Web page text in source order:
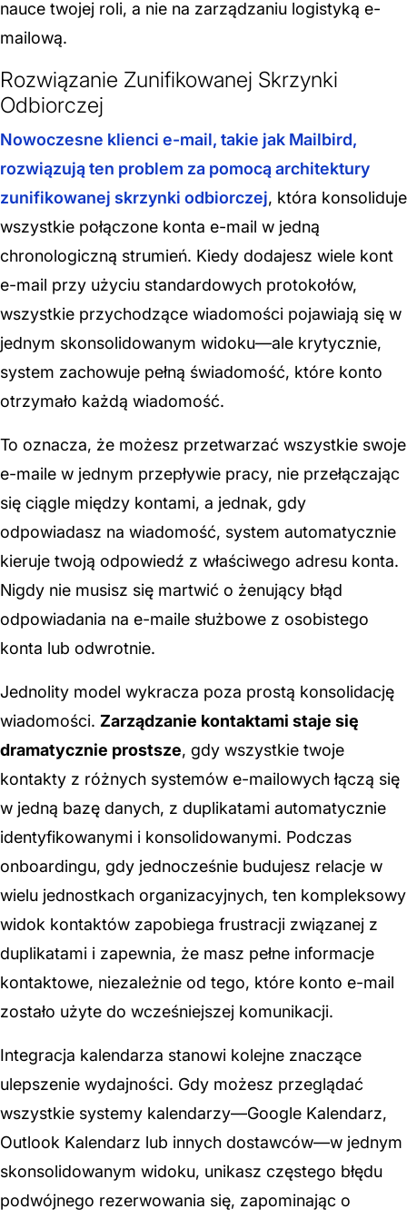
nauce twojej roli, a nie na zarządzaniu logistyką e-
mailową.
Rozwiązanie Zunifikowanej Skrzynki
Odbiorczej
Nowoczesne klienci e-mail, takie jak Mailbird,
rozwiązują ten problem za pomocą architektury
zunifikowanej skrzynki odbiorczej, która konsoliduje
wszystkie połączone konta e-mail w jedną
chronologiczną strumień. Kiedy dodajesz wiele kont
e-mail przy użyciu standardowych protokołów,
wszystkie przychodzące wiadomości pojawiają się w
jednym skonsolidowanym widoku—ale krytycznie,
system zachowuje pełną świadomość, które konto
otrzymało każdą wiadomość.
To oznacza, że możesz przetwarzać wszystkie swoje
e-maile w jednym przepływie pracy, nie przełączając
się ciągle między kontami, a jednak, gdy
odpowiadasz na wiadomość, system automatycznie
kieruje twoją odpowiedź z właściwego adresu konta.
Nigdy nie musisz się martwić o żenujący błąd
odpowiadania na e-maile służbowe z osobistego
konta lub odwrotnie.
Jednolity model wykracza poza prostą konsolidację
wiadomości. Zarządzanie kontaktami staje się
dramatycznie prostsze, gdy wszystkie twoje
kontakty z różnych systemów e-mailowych łączą się
w jedną bazę danych, z duplikatami automatycznie
identyfikowanymi i konsolidowanymi. Podczas
onboardingu, gdy jednocześnie budujesz relacje w
wielu jednostkach organizacyjnych, ten kompleksowy
widok kontaktów zapobiega frustracji związanej z
duplikatami i zapewnia, że masz pełne informacje
kontaktowe, niezależnie od tego, które konto e-mail
zostało użyte do wcześniejszej komunikacji.
Integracja kalendarza stanowi kolejne znaczące
ulepszenie wydajności. Gdy możesz przeglądać
wszystkie systemy kalendarzy—Google Kalendarz,
Outlook Kalendarz lub innych dostawców—w jednym
skonsolidowanym widoku, unikasz częstego błędu
podwójnego rezerwowania się, zapominając o